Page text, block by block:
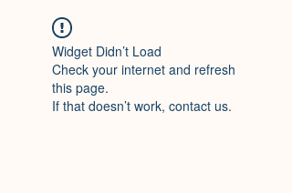
Widget Didn’t Load
Check your internet and refresh
this page.
If that doesn’t work, contact us.